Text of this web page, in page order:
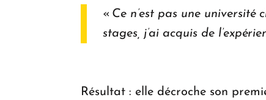
« Ce n’est pas une université
stages, j’ai acquis de
Résultat : elle décroche son